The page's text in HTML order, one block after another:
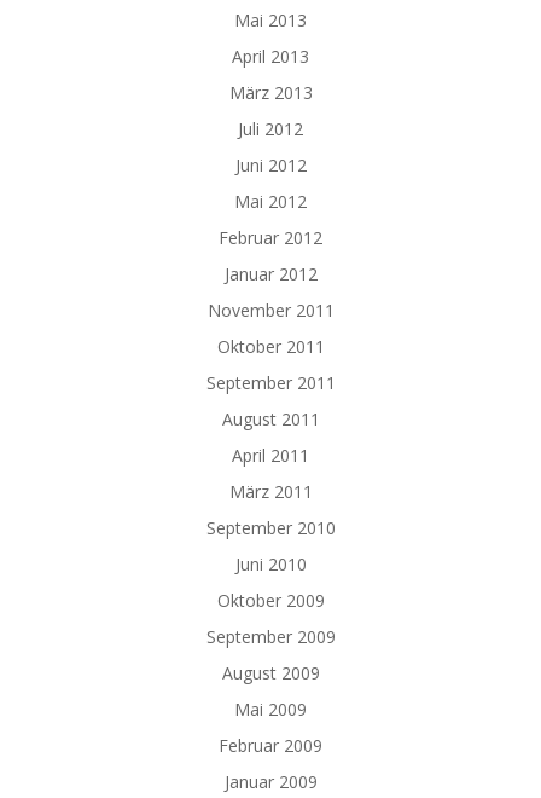
Mai 2013
April 2013
März 2013
Juli 2012
Juni 2012
Mai 2012
Februar 2012
Januar 2012
November 2011
Oktober 2011
September 2011
August 2011
April 2011
März 2011
September 2010
Juni 2010
Oktober 2009
September 2009
August 2009
Mai 2009
Februar 2009
Januar 2009